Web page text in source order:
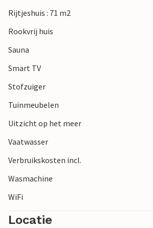
Rijtjeshuis : 71 m2
Rookvrij huis
Sauna
Smart TV
Stofzuiger
Tuinmeubelen
Uitzicht op het meer
Vaatwasser
Verbruikskosten incl.
Wasmachine
WiFi
Locatie